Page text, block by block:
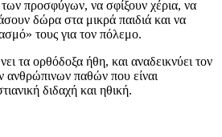
των προσφύγων, να σφίξουν χέρια, να
δώρα στα μικρά παιδιά και να
τους για τον πόλεμο.
τα ορθόδοξα ήθη, και αναδεικνύει τον
ανθρώπινων παθών που είναι
διδαχή και ηθική.